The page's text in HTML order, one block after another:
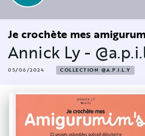
Je crochète mes
Annick Ly -
05/06/2024 COLLECTION @A.P.I.L.Y